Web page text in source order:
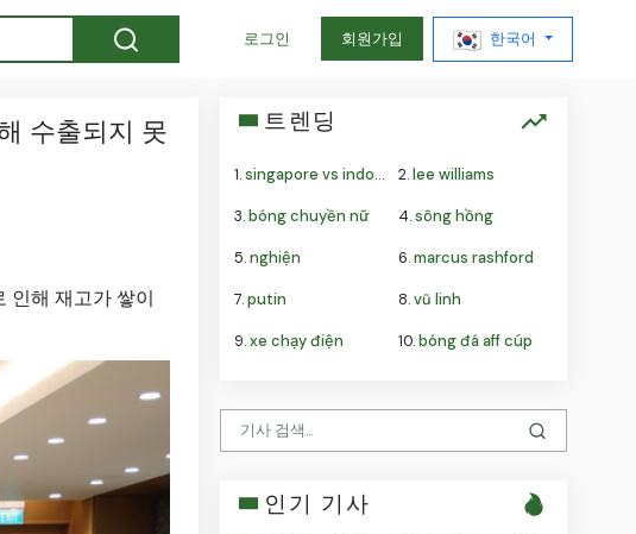
로그인 회원가입 한국어
수출되지 못
인해 재고가 쌓이
트렌딩
1.singapore vs indonesia 2.lee williams
3.bóng chuyền nữ 4.sông hồng
5.nghiện 6.marcus rashford
7.putin 8.vũ linh
9.xe chạy điện 10.bóng đá aff cúp
인기 기사